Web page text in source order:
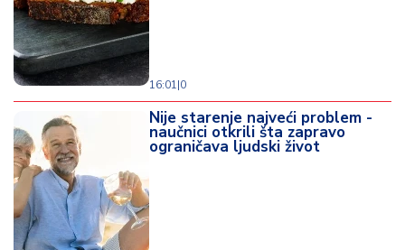
16:01|0
Nije starenje najveći problem -
naučnici otkrili šta zapravo
ograničava ljudski život